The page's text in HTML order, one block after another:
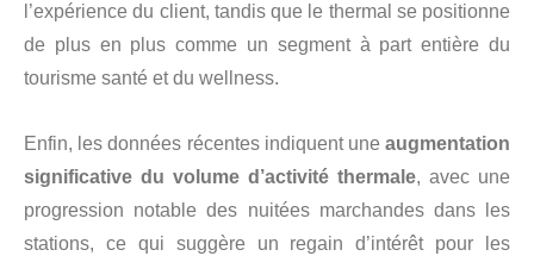
l’expérience du client, tandis que le thermal se positionne
de plus en plus comme un segment à part entière du
tourisme santé et du wellness.
Enfin, les données récentes indiquent une augmentation
significative du volume d’activité thermale, avec une
progression notable des nuitées marchandes dans les
stations, ce qui suggère un regain d’intérêt pour les